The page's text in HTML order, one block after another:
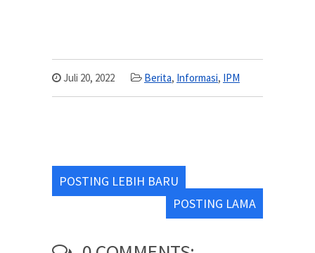
Juli 20, 2022 Berita, Informasi, IPM
POSTING LEBIH BARU
POSTING LAMA